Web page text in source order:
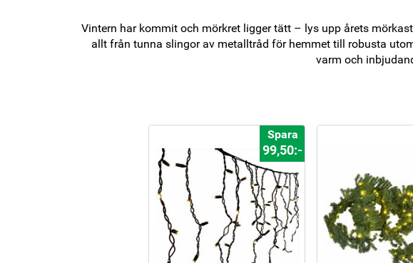
Vintern har kommit och mörkret ligger tätt – lys upp årets
allt från tunna slingor av metalltråd för hemmet till robusta
varm och
Spara
99,50:-